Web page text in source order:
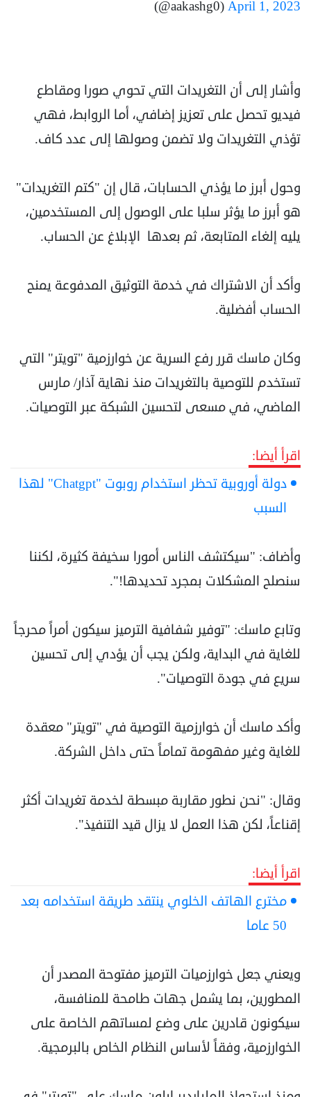
(@aakashg0)April 1, 2023
وأشار إلى أن التغريدات التي تحوي صورا ومقاطع
فيديو تحصل على تعزيز إضافي، أما الروابط، فهي
تؤذي التغريدات ولا تضمن وصولها إلى عدد كاف.
وحول أبرز ما يؤذي الحسابات، قال إن "كتم التغريدات"
هو أبرز ما يؤثر سلبا على الوصول إلى المستخدمين،
يليه إلغاء المتابعة، ثم بعدها الإبلاغ عن الحساب.
وأكد أن الاشتراك في خدمة التوثيق المدفوعة يمنح
الحساب أفضلية.
وكان ماسك قرر رفع السرية عن خوارزمية "تويتر" التي
تستخدم للتوصية بالتغريدات منذ نهاية آذار/ مارس
الماضي، في مسعى لتحسين الشبكة عبر التوصيات.
اقرأ أيضا:
دولة أوروبية تحظر استخدام روبوت "Chatgpt" لهذا
السبب
وأضاف: "سيكتشف الناس أمورا سخيفة كثيرة، لكننا
سنصلح المشكلات بمجرد تحديدها!".
وتابع ماسك: "توفير شفافية الترميز سيكون أمراً محرجاً
للغاية في البداية، ولكن يجب أن يؤدي إلى تحسين
سريع في جودة التوصيات".
وأكد ماسك أن خوارزمية التوصية في "تويتر" معقدة
للغاية وغير مفهومة تماماً حتى داخل الشركة.
وقال: "نحن نطور مقاربة مبسطة لخدمة تغريدات أكثر
إقناعاً، لكن هذا العمل لا يزال قيد التنفيذ".
اقرأ أيضا:
مخترع الهاتف الخلوي ينتقد طريقة استخدامه بعد
50 عاما
ويعني جعل خوارزميات الترميز مفتوحة المصدر أن
المطورين، بما يشمل جهات طامحة للمنافسة،
سيكونون قادرين على وضع لمساتهم الخاصة على
الخوارزمية، وفقاً لأساس النظام الخاص بالبرمجية.